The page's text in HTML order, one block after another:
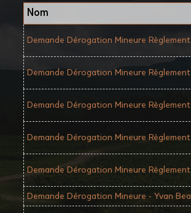
Nom
Demande Dérogation Mineure
Demande Dérogation Mineure
Demande Dérogation Mineure
Demande Dérogation Mineure
Demande Dérogation Mineure
Demande Dérogation Mineure - Yvan